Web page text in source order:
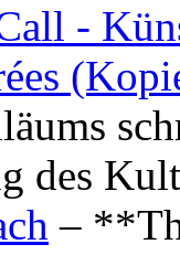
-
des
–